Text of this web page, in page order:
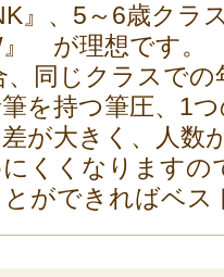
』、5～6歳クラ
』 が理想です。
、同じクラスでの
を持つ筆圧、1
が大きく、人数
くくなりますの
とができればベ